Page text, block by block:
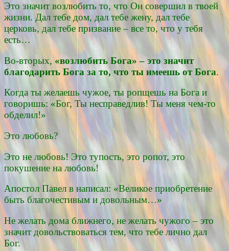
Это значит возлюбить то, что Он совершил в твоей
жизни. Дал тебе дом, дал тебе жену, дал тебе
церковь, дал тебе призвание – все то, что у тебя
есть…
Во-вторых, «возлюбить Бога» – это значит
благодарить Бога за то, что ты име­ешь от Бога.
Когда ты желаешь чужое, ты ропщешь на Бога и
говоришь: «Бог, Ты несправедлив! Ты меня чем-то
обделил!»
Это любовь?
Это не любовь! Это тупость, это ропот, это
покушение на любовь!
Апостол Павел в написал: «Великое приобретение
быть благочестивым и довольным…»
Не желать дома ближнего, не желать чужого – это
значит довольствоваться тем, что тебе лично дал
Бог.